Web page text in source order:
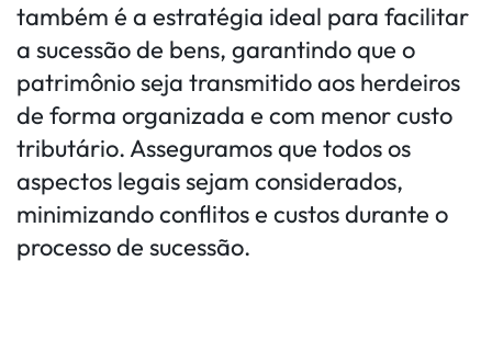
também é a estratégia ideal para facilitar
a sucessão de bens, garantindo que o
patrimônio seja transmitido aos herdeiros
de forma organizada e com menor custo
tributário. Asseguramos que todos os
aspectos legais sejam considerados,
minimizando conflitos e custos durante o
processo de sucessão.